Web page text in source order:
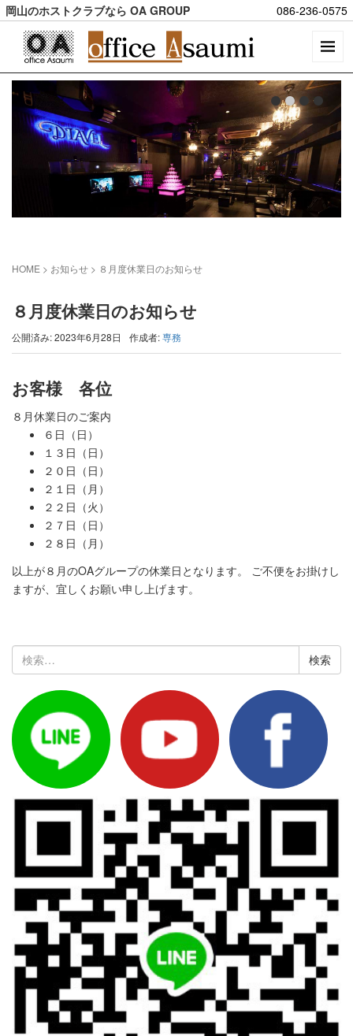
岡山のホストクラブなら OA GROUP 086-236-0575
HOME > お知らせ > ８月度休業日のお知らせ
８月度休業日のお知らせ
公開済み: 2023年6月28日 作成者:専務
お客様 各位
８月休業日のご案内
６日（日）
１３日（日）
２０日（日）
２１日（月）
２２日（火）
２７日（日）
２８日（月）
以上が８月のOAグループの休業日となります。 ご不便をお掛けし
ますが、宜しくお願い申し上げます。
索: